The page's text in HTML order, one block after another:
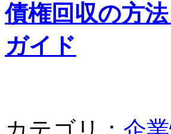
債権回収の方
ガイド